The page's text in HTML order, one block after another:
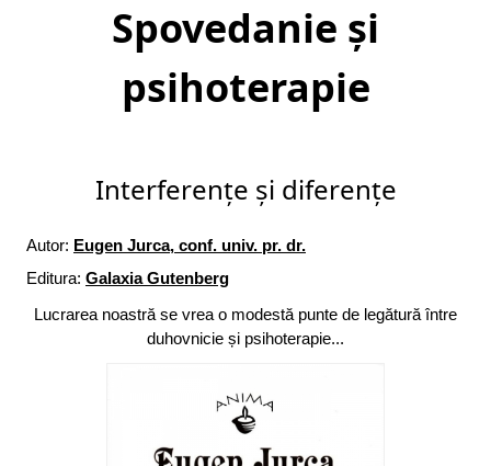
Spovedanie și
psihoterapie
Interferențe și diferențe
Autor: Eugen Jurca, conf. univ. pr. dr.
Editura: Galaxia Gutenberg
Lucrarea noastră se vrea o modestă punte de legătură între
duhovnicie și psihoterapie...